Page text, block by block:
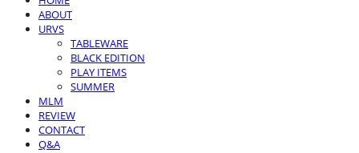
ABOUT
URVS
TABLEWARE
BLACK EDITION
PLAY ITEMS
SUMMER
MLM
REVIEW
CONTACT
Q&A